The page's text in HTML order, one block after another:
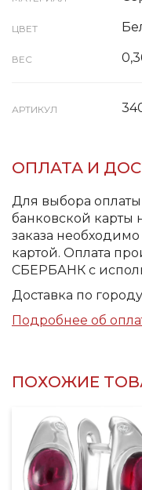
ЦВЕТ
ВЕС
АРТИКУЛ
ОПЛАТА И
Для выбора
банковской карты
заказа
картой. Оплата
СБЕРБАНК с
Доставка по
Подробнее об
ПОХОЖИЕ